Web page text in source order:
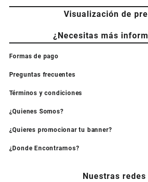
Visualización de
¿Necesitas más
Formas de pago
Preguntas frecuentes
Términos y condiciones
¿Quienes Somos?
¿Quieres promocionar tu banner?
¿Donde Encontrarnos?
Nuestras redes